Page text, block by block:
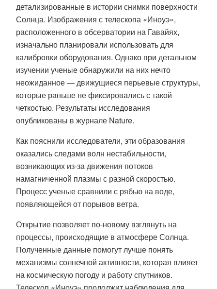
детализированные в истории снимки поверхности
Солнца. Изображения с телескопа «Иноуэ»,
расположенного в обсерватории на Гавайях,
изначально планировали использовать для
калибровки оборудования. Однако при детальном
изучении ученые обнаружили на них нечто
неожиданное — движущиеся перьевые структуры,
которые раньше не фиксировались с такой
четкостью. Результаты исследования
опубликованы в журнале Nature.
Как пояснили исследователи, эти образования
оказались следами волн нестабильности,
возникающих из-за движения потоков
намагниченной плазмы с разной скоростью.
Процесс ученые сравнили с рябью на воде,
появляющейся от порывов ветра.
Открытие позволяет по-новому взглянуть на
процессы, происходящие в атмосфере Солнца.
Полученные данные помогут лучше понять
механизмы солнечной активности, которая влияет
на космическую погоду и работу спутников.